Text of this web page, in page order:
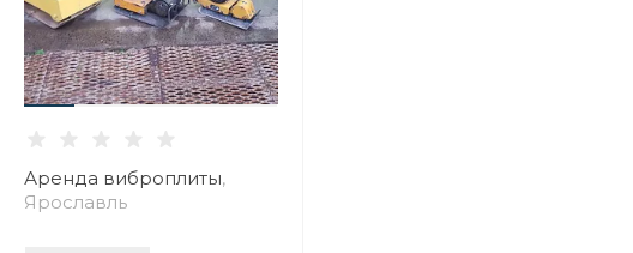
Аренда виброплиты,
Ярославль